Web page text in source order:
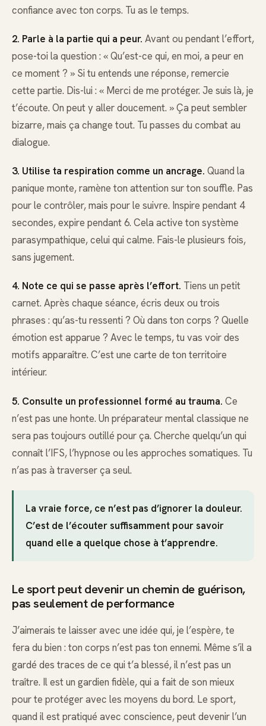
confiance avec ton corps. Tu as le temps.
2. Parle à la partie qui a peur. Avant ou pendant l’effort,
pose-toi la question : « Qu’est-ce qui, en moi, a peur en
ce moment ? » Si tu entends une réponse, remercie
cette partie. Dis-lui : « Merci de me protéger. Je suis là, je
t’écoute. On peut y aller doucement. » Ça peut sembler
bizarre, mais ça change tout. Tu passes du combat au
dialogue.
3. Utilise ta respiration comme un ancrage. Quand la
panique monte, ramène ton attention sur ton souffle. Pas
pour le contrôler, mais pour le suivre. Inspire pendant 4
secondes, expire pendant 6. Cela active ton système
parasympathique, celui qui calme. Fais-le plusieurs fois,
sans jugement.
4. Note ce qui se passe après l’effort. Tiens un petit
carnet. Après chaque séance, écris deux ou trois
phrases : qu’as-tu ressenti ? Où dans ton corps ? Quelle
émotion est apparue ? Avec le temps, tu vas voir des
motifs apparaître. C’est une carte de ton territoire
intérieur.
5. Consulte un professionnel formé au trauma. Ce
n’est pas une honte. Un préparateur mental classique ne
sera pas toujours outillé pour ça. Cherche quelqu’un qui
connaît l’IFS, l’hypnose ou les approches somatiques. Tu
n’as pas à traverser ça seul.
La vraie force, ce n’est pas d’ignorer la douleur.
C’est de l’écouter suffisamment pour savoir
quand elle a quelque chose à t’apprendre.
Le sport peut devenir un chemin de guérison,
pas seulement de performance
J’aimerais te laisser avec une idée qui, je l’espère, te
fera du bien : ton corps n’est pas ton ennemi. Même s’il a
gardé des traces de ce qui t’a blessé, il n’est pas un
traître. Il est un gardien fidèle, qui a fait de son mieux
pour te protéger avec les moyens du bord. Le sport,
quand il est pratiqué avec conscience, peut devenir l’un